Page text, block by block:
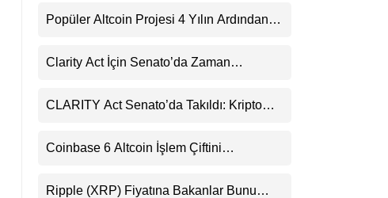
Popüler Altcoin Projesi 4 Yılın Ardından
Uyarısı
Clarity Act İçin Senato’da Zaman
CLARITY Act Senato’da Takıldı: Kripto
Coinbase 6 Altcoin İşlem Çiftini
Ripple (XRP) Fiyatına Bakanlar Bunu